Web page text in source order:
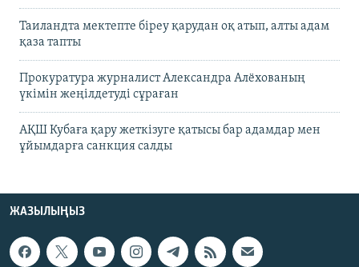
Таиландта мектепте біреу қарудан оқ атып, алты адам
қаза тапты
Прокуратура журналист Александра Алёхованың
үкімін жеңілдетуді сұраған
АҚШ Кубаға қару жеткізуге қатысы бар адамдар мен
ұйымдарға санкция салды
ЖАЗЫЛЫҢЫЗ